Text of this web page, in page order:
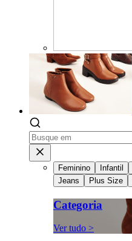
Feminino Infantil
Jeans
Plus Size
Categoria
Ver tudo >